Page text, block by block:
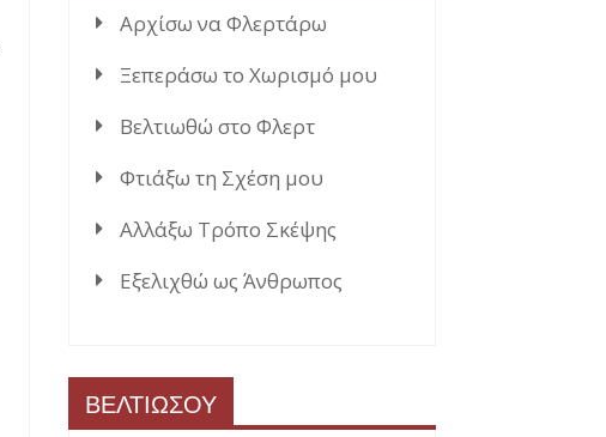
Αρχίσω να Φλερτάρω
Ξεπεράσω το Χωρισμό μου
Βελτιωθώ στο Φλερτ
Φτιάξω τη Σχέση μου
Αλλάξω Τρόπο Σκέψης
Εξελιχθώ ως Άνθρωπος
ΒΕΛΤΙΩΣΟΥ